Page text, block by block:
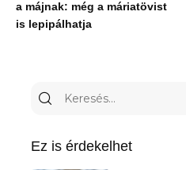
a májnak: még a máriatövist
is lepipálhatja
Keresés
Ez is érdekelhet